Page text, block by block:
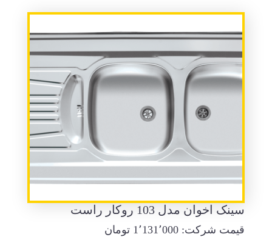
سینک اخوان مدل 103 روکار راست
قیمت شرکت: 1٬131٬000 تومان